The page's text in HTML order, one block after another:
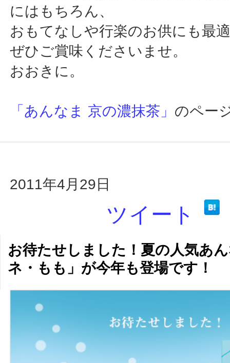
にはもちろん、
おもてなしや行楽のお供にも最
ぜひご賞味くださいませ。
おおきに。
「あんなま 京の濃抹茶」 のペー
2011年4月29日
ツイート
お待たせしました！夏の人気あ
ネ・もも」が今年も登場です！